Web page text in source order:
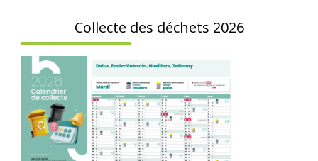
Collecte des déchets 2026